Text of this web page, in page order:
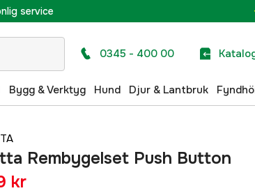
service
0345 - 400 00
Bygg & Verktyg Hund Djur & Lantbruk
Rembygelset Push Button
kr